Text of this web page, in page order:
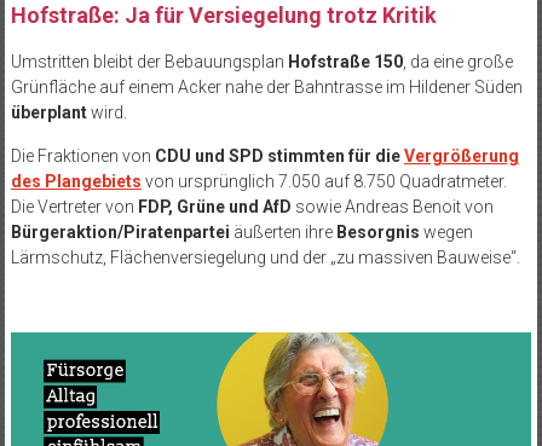
Hofstraße: Ja für Versiegelung trotz Kritik
Umstritten bleibt der Bebauungsplan Hofstraße 150, da eine große
Grünfläche auf einem Acker nahe der Bahntrasse im Hildener Süden
überplantwird.
Die Fraktionen von CDU und SPD stimmten für dieVergrößerung
des Plangebiets von ursprünglich 7.050 auf 8.750 Quadratmeter.
Die Vertreter von FDP, Grüne und AfD sowie Andreas Benoit von
Bürgeraktion/Piratenpartei äußerten ihre Besorgnis wegen
Lärmschutz, Flächenversiegelung und der „zu massiven Bauweise“.